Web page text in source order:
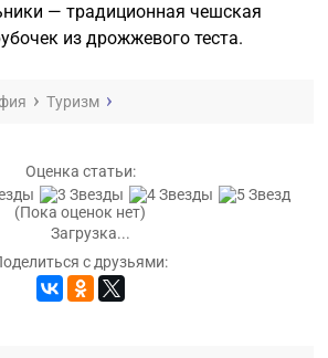
— традиционная чешская
из дрожжевого теста.
Туризм
Оценка статьи:
(Пока оценок нет)
Загрузка...
с друзьями: